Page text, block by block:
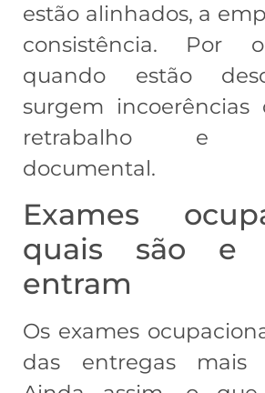
estão alinhados, a
consistência. Por
quando estão
surgem incoerências
retrabalho e
documental.
Exames
quais são e
entram
Os exames
das entregas mais